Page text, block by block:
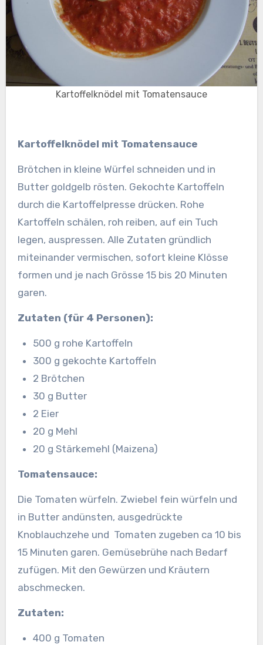
Kartoffelknödel mit Tomatensauce
Kartoffelknödel mit Tomatensauce
Brötchen in kleine Würfel schneiden und in
Butter goldgelb rösten. Gekochte Kartoffeln
durch die Kartoffelpresse drücken. Rohe
Kartoffeln schälen, roh reiben, auf ein Tuch
legen, auspressen. Alle Zutaten gründlich
miteinander vermischen, sofort kleine Klösse
formen und je nach Grösse 15 bis 20 Minuten
garen.
Zutaten (für 4 Personen):
500 g rohe Kartoffeln
300 g gekochte Kartoffeln
2 Brötchen
30 g Butter
2 Eier
20 g Mehl
20 g Stärkemehl (Maizena)
Tomatensauce:
Die Tomaten würfeln. Zwiebel fein würfeln und
in Butter andünsten, ausgedrückte
Knoblauchzehe und Tomaten zugeben ca 10 bis
15 Minuten garen. Gemüsebrühe nach Bedarf
zufügen. Mit den Gewürzen und Kräutern
abschmecken.
Zutaten:
400 g Tomaten